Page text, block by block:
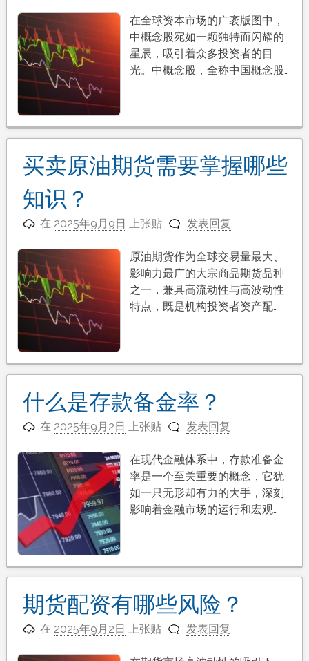
在全球资本市场的广袤版图中，
中概念股宛如一颗独特而闪耀的
星辰，吸引着众多投资者的目
光。中概念股，全称中国概念股…
买卖原油期货需要掌握哪些
知识？
在 2025年9月9日 上张贴 发表回复
原油期货作为全球交易量最大、
影响力最广的大宗商品期货品种
之一，兼具高流动性与高波动性
特点，既是机构投资者资产配…
什么是存款备金率？
在 2025年9月2日 上张贴 发表回复
在现代金融体系中，存款准备金
率是一个至关重要的概念，它犹
如一只无形却有力的大手，深刻
影响着金融市场的运行和宏观…
期货配资有哪些风险？
在 2025年9月2日 上张贴 发表回复